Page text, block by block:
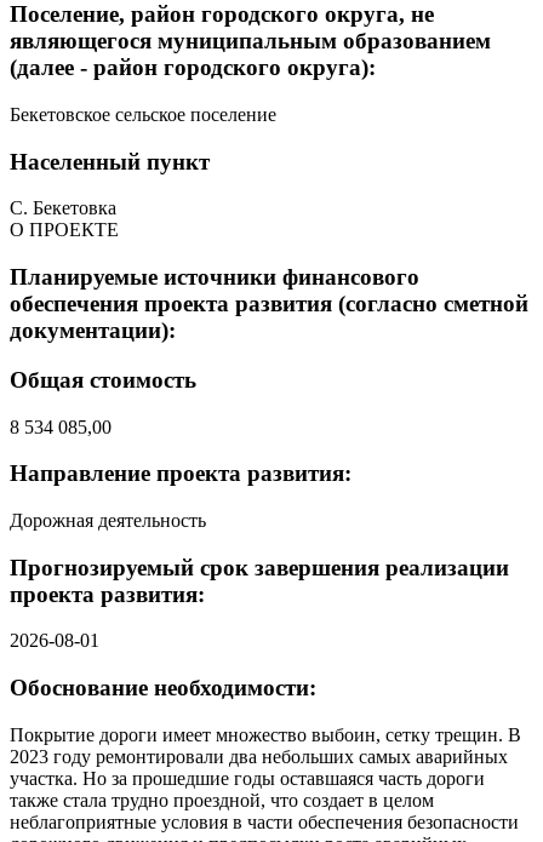
Поселение, район городского округа, не
являющегося муниципальным образованием
(далее - район городского округа):
Бекетовское сельское поселение
Населенный пункт
С. Бекетовка
О ПРОЕКТЕ
Планируемые источники финансового
обеспечения проекта развития (согласно сметной
документации):
Общая стоимость
8 534 085,00
Направление проекта развития:
Дорожная деятельность
Прогнозируемый срок завершения реализации
проекта развития:
2026-08-01
Обоснование необходимости:
Покрытие дороги имеет множество выбоин, сетку трещин. В
2023 году ремонтировали два небольших самых аварийных
участка. Но за прошедшие годы оставшаяся часть дороги
также стала трудно проездной, что создает в целом
неблагоприятные условия в части обеспечения безопасности